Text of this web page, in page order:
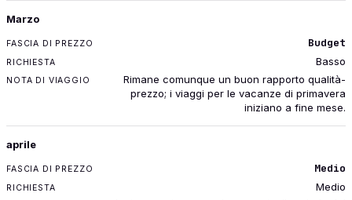
Marzo
Budget
Basso
Rimane comunque un buon rapporto qualità-
prezzo; i viaggi per le vacanze di primavera
iniziano a fine mese.
aprile
Medio
Medio